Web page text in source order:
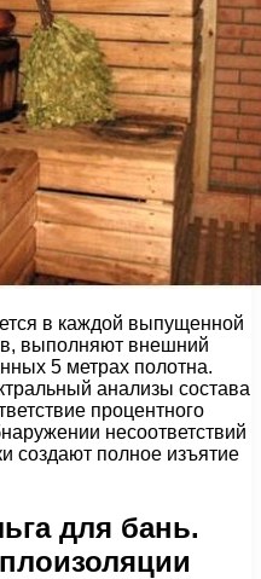
в каждой выпущенной
выполняют внешний
5 метрах полотна.
анализы состава
процентного
несоответствий
создают полное изъятие
для бань.